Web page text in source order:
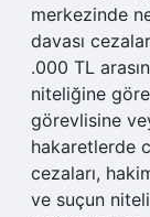
merkezinde
davası
.000 TL
niteliğine
görevlisine
hakaretlerde
cezaları,
ve suçun